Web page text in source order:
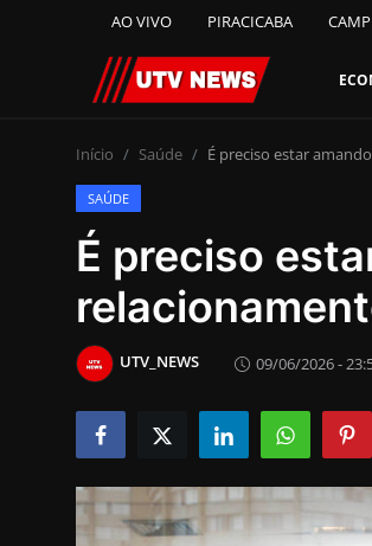
AO VIVO PIRACICABA
AO VIVO
PIRACICABA
CAMPINAS
LIMEIRA
ESPIRITO SANTO
Economia
Cultura
Início Saúde É preciso estar
SAÚDE
É preciso
UTV_NEWS 09/06/2026 -